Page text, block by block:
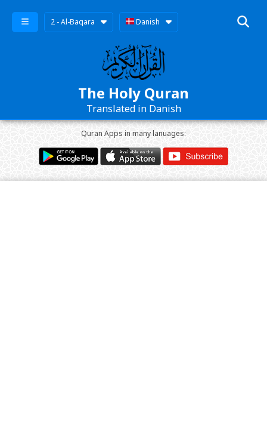
2 - Al-Baqara Danish
The Holy Quran
Translated in Danish
Quran Apps in many lanuages: